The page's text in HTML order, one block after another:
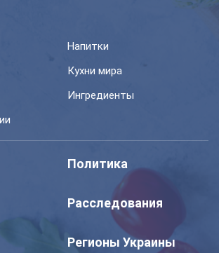
Напитки
Кухни мира
Ингредиенты
Политика
Расследования
Регионы Украины